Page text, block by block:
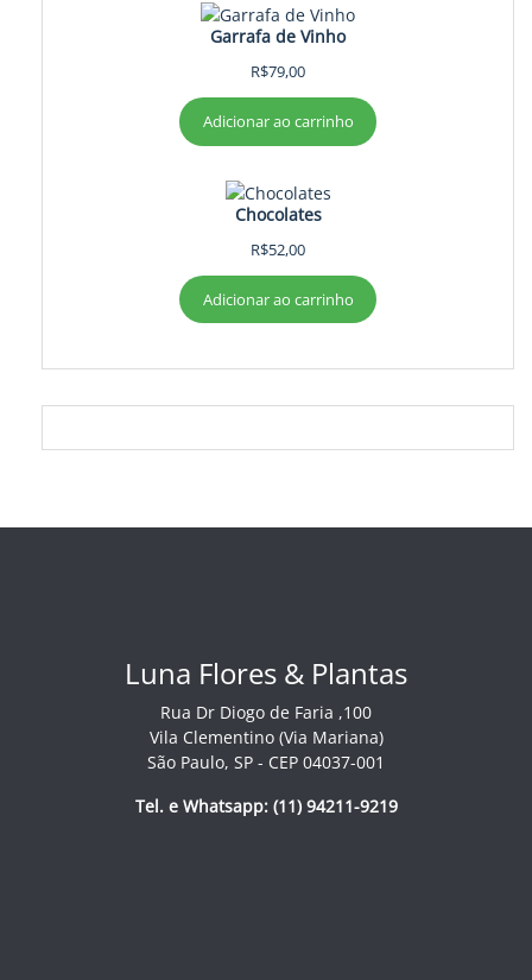
Garrafa de Vinho
R$79,00
Adicionar ao carrinho
Chocolates
R$52,00
Adicionar ao carrinho
Luna Flores & Plantas
Rua Dr Diogo de Faria ,100
Vila Clementino (Via Mariana)
São Paulo, SP - CEP 04037-001
Tel. e Whatsapp: (11) 94211-9219